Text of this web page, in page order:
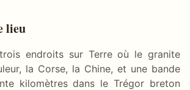
lieu
endroits sur Terre où le granite
la Corse, la Chine, et une bande
kilomètres dans le Trégor breton